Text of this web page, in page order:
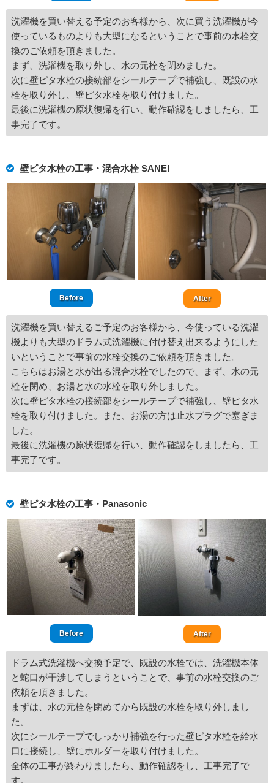
洗濯機を買い替える予定のお客様から、次に買う洗濯機が今
使っているものよりも大型になるということで事前の水栓交
換のご依頼を頂きました。
まず、洗濯機を取り外し、水の元栓を閉めました。
次に壁ピタ水栓の接続部をシールテープで補強し、既設の水
栓を取り外し、壁ピタ水栓を取り付けました。
最後に洗濯機の原状復帰を行い、動作確認をしましたら、工
事完了です。
壁ピタ水栓の工事・混合水栓 SANEI
Before After
洗濯機を買い替えるご予定のお客様から、今使っている洗濯
機よりも大型のドラム式洗濯機に付け替え出来るようにした
いということで事前の水栓交換のご依頼を頂きました。
こちらはお湯と水が出る混合水栓でしたので、まず、水の元
栓を閉め、お湯と水の水栓を取り外しました。
次に壁ピタ水栓の接続部をシールテープで補強し、壁ピタ水
栓を取り付けました。また、お湯の方は止水プラグで塞ぎま
した。
最後に洗濯機の原状復帰を行い、動作確認をしましたら、工
事完了です。
壁ピタ水栓の工事・Panasonic
Before After
ドラム式洗濯機へ交換予定で、既設の水栓では、洗濯機本体
と蛇口が干渉してしまうということで、事前の水栓交換のご
依頼を頂きました。
まずは、水の元栓を閉めてから既設の水栓を取り外しまし
た。
次にシールテープでしっかり補強を行った壁ピタ水栓を給水
口に接続し、壁にホルダーを取り付けました。
全体の工事が終わりましたら、動作確認をし、工事完了で
す。